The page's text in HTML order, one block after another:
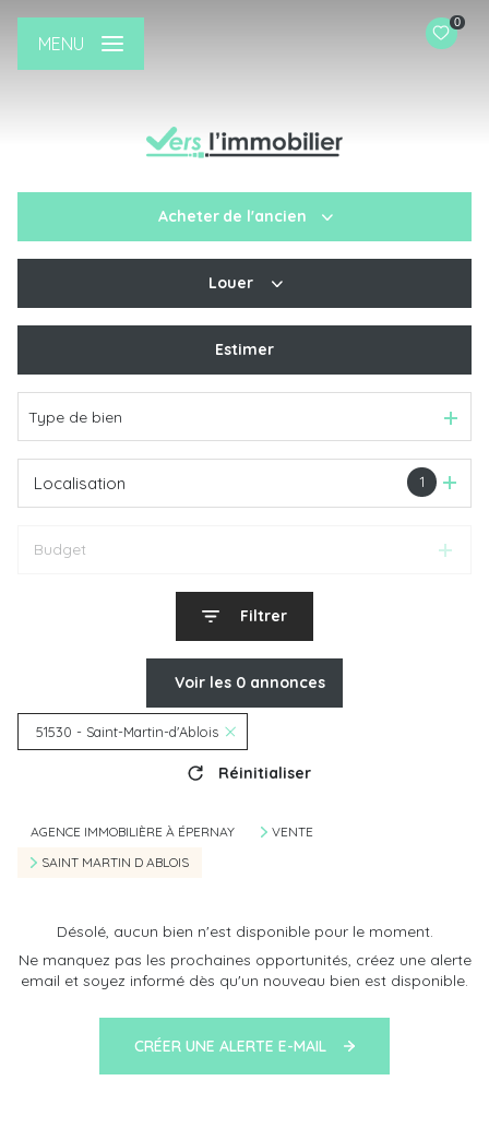
0
MENU
Acheter de l'ancien
Louer
Estimer
Type de bien
1
Localisation
Budget
Filtrer
Voir les 0 annonces
51530 - Saint-Martin-d'Ablois
Réinitialiser
AGENCE IMMOBILIÈRE À ÉPERNAY
VENTE
SAINT MARTIN D ABLOIS
Désolé, aucun bien n'est disponible pour le moment.
Ne manquez pas les prochaines opportunités, créez une alerte
email et soyez informé dès qu'un nouveau bien est disponible.
CRÉER UNE ALERTE E-MAIL